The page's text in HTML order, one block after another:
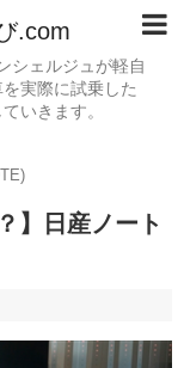
.com
シェルジュが軽自
実際に試乗した
いきます。
】日産ノート